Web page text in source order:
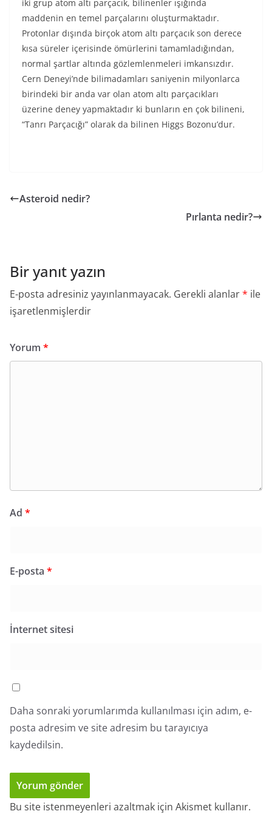
iki grup atom altı parçacık, bilinenler ışığında
maddenin en temel parçalarını oluşturmaktadır.
Protonlar dışında birçok atom altı parçacık son derece
kısa süreler içerisinde ömürlerini tamamladığından,
normal şartlar altında gözlemlenmeleri imkansızdır.
Cern Deneyi’nde bilimadamları saniyenin milyonlarca
birindeki bir anda var olan atom altı parçacıkları
üzerine deney yapmaktadır ki bunların en çok bilineni,
“Tanrı Parçacığı” olarak da bilinen Higgs Bozonu’dur.
Asteroid nedir?
Pırlanta nedir?
Bir yanıt yazın
E-posta adresiniz yayınlanmayacak. Gerekli alanlar* ile
işaretlenmişlerdir
Yorum *
Ad *
E-posta *
İnternet sitesi
Daha sonraki yorumlarımda kullanılması için adım, e-
posta adresim ve site adresim bu tarayıcıya
kaydedilsin.
Bu site istenmeyenleri azaltmak için Akismet kullanır.